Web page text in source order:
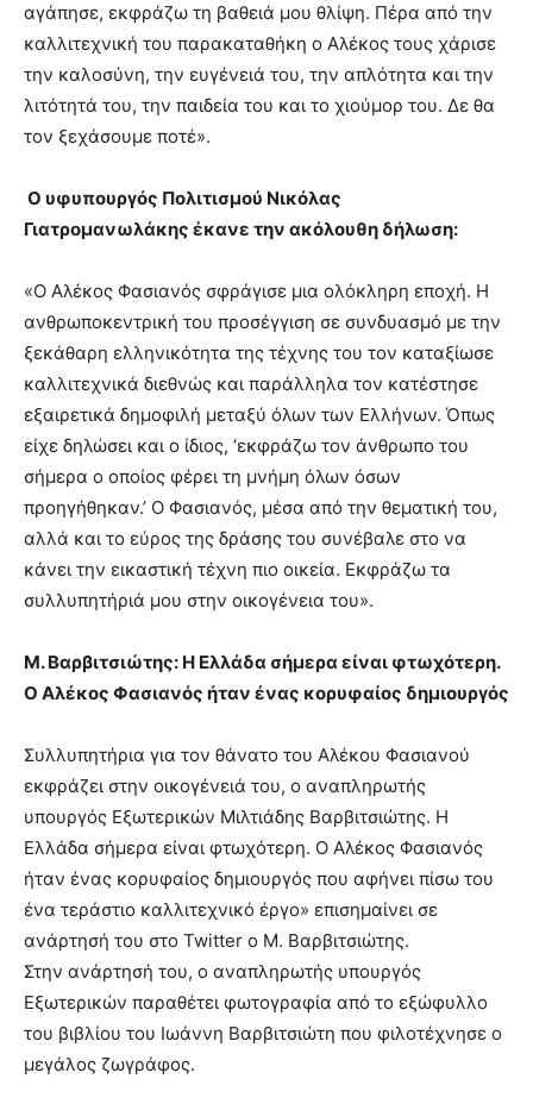
αγάπησε, εκφράζω τη βαθειά μου θλίψη. Πέρα από την
καλλιτεχνική του παρακαταθήκη ο Αλέκος τους χάρισε
την καλοσύνη, την ευγένειά του, την απλότητα και την
λιτότητά του, την παιδεία του και το χιούμορ του. Δε θα
τον ξεχάσουμε ποτέ».
Ο υφυπουργός Πολιτισμού Νικόλας
Γιατρομανωλάκης έκανε την ακόλουθη δήλωση:
«Ο Αλέκος Φασιανός σφράγισε μια ολόκληρη εποχή. Η
ανθρωποκεντρική του προσέγγιση σε συνδυασμό με την
ξεκάθαρη ελληνικότητα της τέχνης του τον καταξίωσε
καλλιτεχνικά διεθνώς και παράλληλα τον κατέστησε
εξαιρετικά δημοφιλή μεταξύ όλων των Ελλήνων. Όπως
είχε δηλώσει και ο ίδιος, ‘εκφράζω τον άνθρωπο του
σήμερα ο οποίος φέρει τη μνήμη όλων όσων
προηγήθηκαν.’ Ο Φασιανός, μέσα από την θεματική του,
αλλά και το εύρος της δράσης του συνέβαλε στο να
κάνει την εικαστική τέχνη πιο οικεία. Εκφράζω τα
συλλυπητήριά μου στην οικογένεια του».
Μ. Βαρβιτσιώτης: Η Ελλάδα σήμερα είναι φτωχότερη.
Ο Αλέκος Φασιανός ήταν ένας κορυφαίος δημιουργός
Συλλυπητήρια για τον θάνατο του Αλέκου Φασιανού
εκφράζει στην οικογένειά του, ο αναπληρωτής
υπουργός Εξωτερικών Μιλτιάδης Βαρβιτσιώτης. Η
Ελλάδα σήμερα είναι φτωχότερη. Ο Αλέκος Φασιανός
ήταν ένας κορυφαίος δημιουργός που αφήνει πίσω του
ένα τεράστιο καλλιτεχνικό έργο» επισημαίνει σε
ανάρτησή του στο Twitter ο Μ. Βαρβιτσιώτης.
Στην ανάρτησή του, ο αναπληρωτής υπουργός
Εξωτερικών παραθέτει φωτογραφία από το εξώφυλλο
του βιβλίου του Ιωάννη Βαρβιτσιώτη που φιλοτέχνησε ο
μεγάλος ζωγράφος.